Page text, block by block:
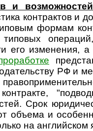
и
контрактов и
формам
его
РФ и
Срок
объема и
на английском